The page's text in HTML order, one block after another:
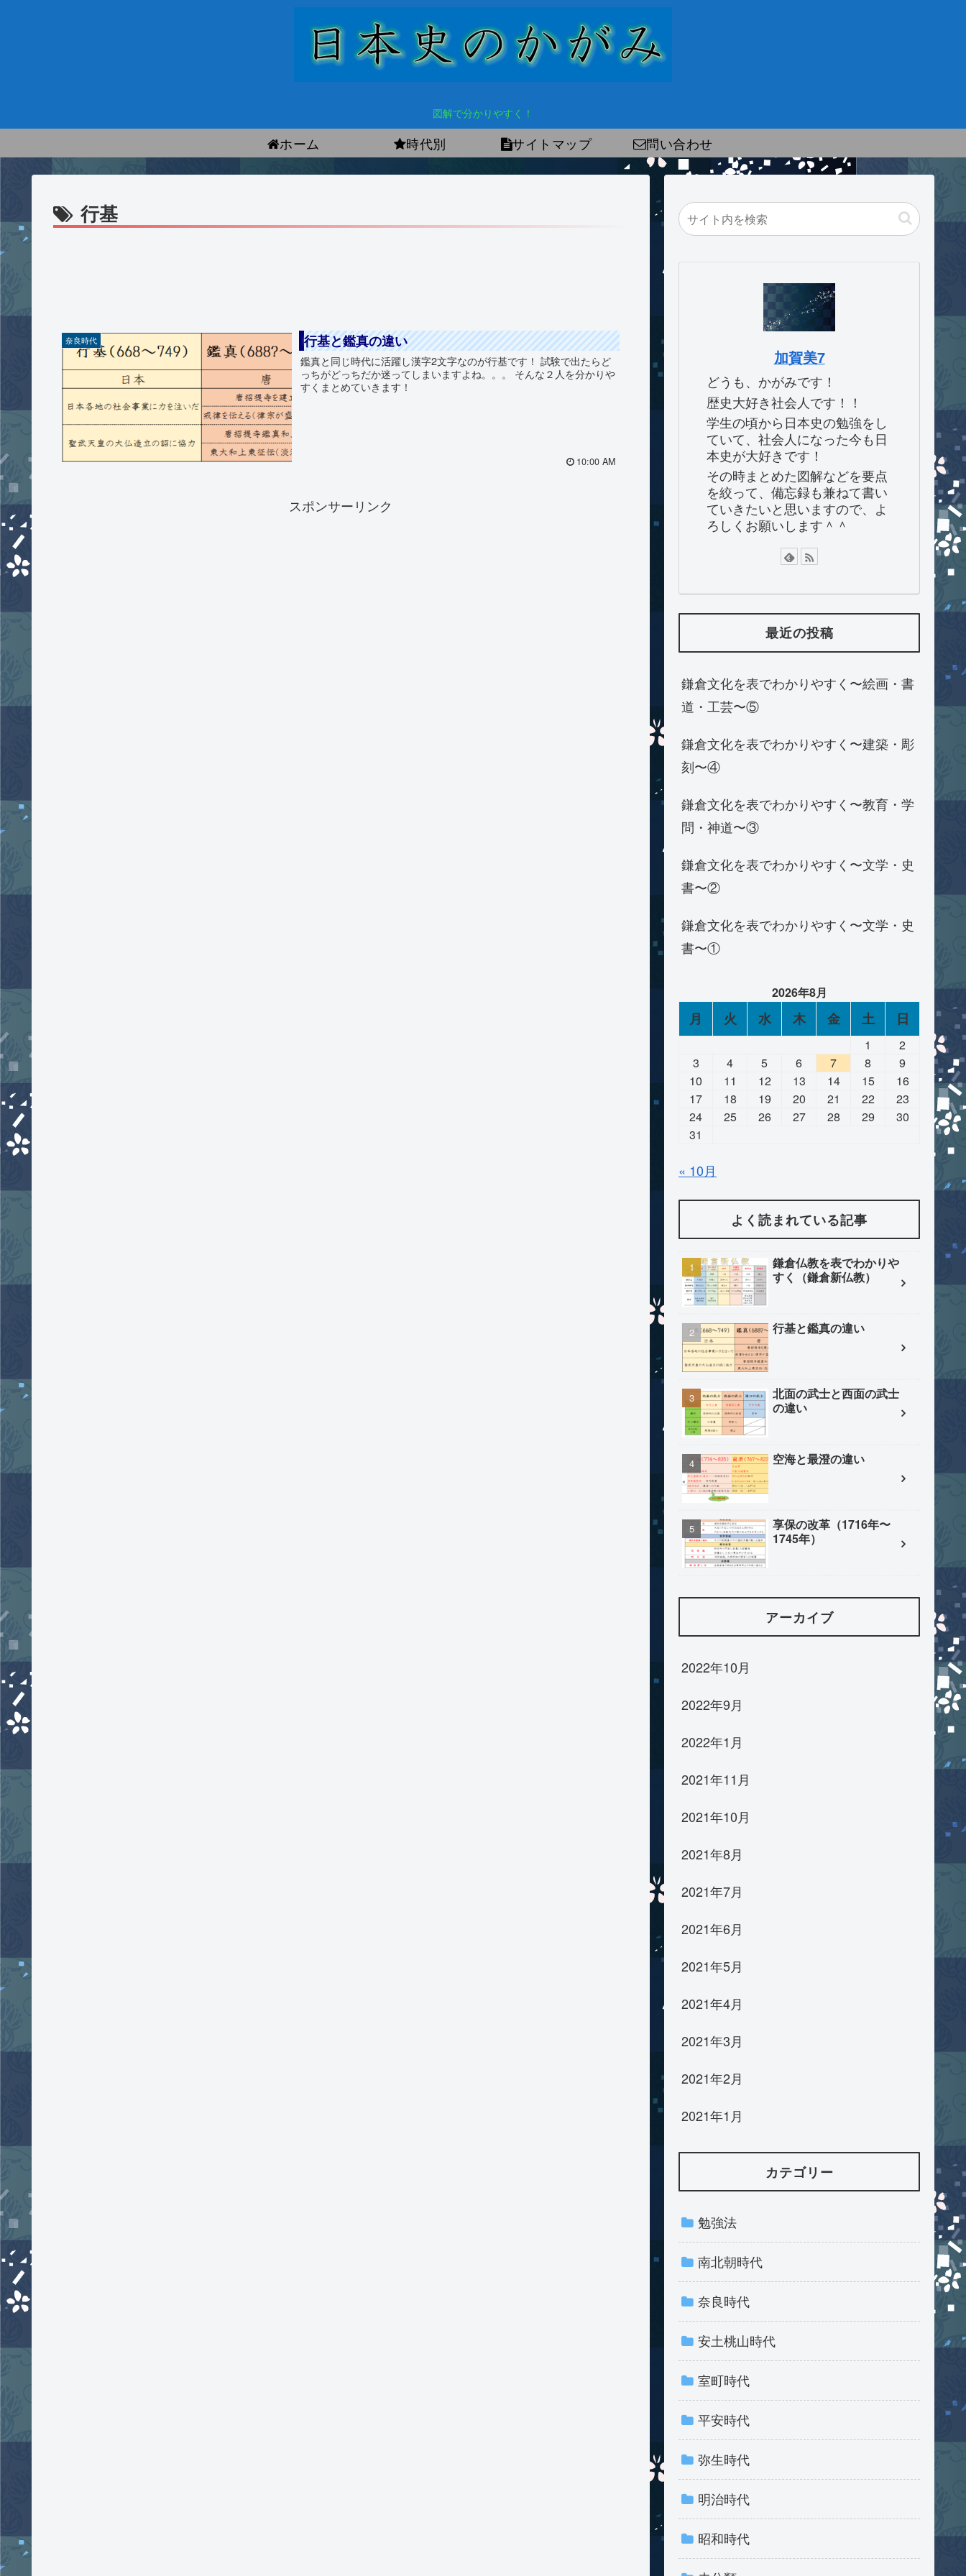
図解で分かりやすく！
ホーム 時代別 サイトマップ 問い合わせ
行基
奈良時代 行基と鑑真の違い
鑑真と同じ時代に活躍し漢字2文字なのが行基です！ 試験で出たらど
っちがどっちだか迷ってしまいますよね。。。 そんな２人を分かりや
すくまとめていきます！
10:00 AM
スポンサーリンク
加賀美7
どうも、かがみです！
歴史大好き社会人です！！
学生の頃から日本史の勉強をし
ていて、社会人になった今も日
本史が大好きです！
その時まとめた図解などを要点
を絞って、備忘録も兼ねて書い
ていきたいと思いますので、よ
ろしくお願いします＾＾
最近の投稿
鎌倉文化を表でわかりやすく〜絵画・書
道・工芸〜⑤
鎌倉文化を表でわかりやすく〜建築・彫
刻〜④
鎌倉文化を表でわかりやすく〜教育・学
問・神道〜③
鎌倉文化を表でわかりやすく〜文学・史
書〜②
鎌倉文化を表でわかりやすく〜文学・史
書〜①
2026年8月
月 火 水 木 金 土 日
1
2
3
4 5 6 7 8
9
10
11 12 13 14 15
16
17
18 19 20 21 22
23
24
25 26 27 28 29
30
31
« 10月
よく読まれている記事
鎌倉仏教を表でわかりや
すく（鎌倉新仏教）
行基と鑑真の違い
北面の武士と西面の武士
の違い
空海と最澄の違い
享保の改革（1716年〜
1745年）
アーカイブ
2022年10月
2022年9月
2022年1月
2021年11月
2021年10月
2021年8月
2021年7月
2021年6月
2021年5月
2021年4月
2021年3月
2021年2月
2021年1月
カテゴリー
勉強法
南北朝時代
奈良時代
安土桃山時代
室町時代
平安時代
弥生時代
明治時代
昭和時代